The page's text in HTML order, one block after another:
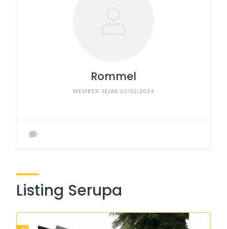
Rommel
MEMBER SEJAK 02/02/2024
Listing Serupa